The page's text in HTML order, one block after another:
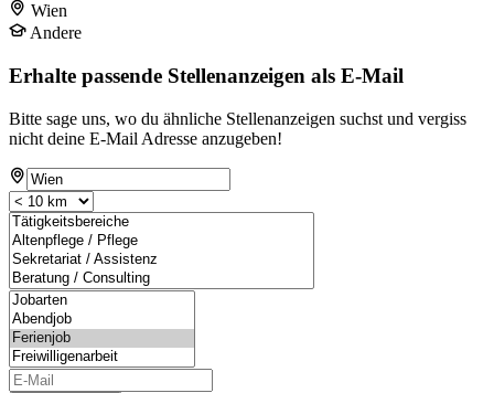
Wien
Andere
Erhalte passende Stellenanzeigen als E-Mail
Bitte sage uns, wo du ähnliche Stellenanzeigen suchst und vergiss
nicht deine E-Mail Adresse anzugeben!